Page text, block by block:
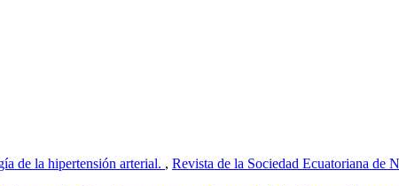
de la hipertensión arterial. , Revista de la Sociedad Ecuatoriana